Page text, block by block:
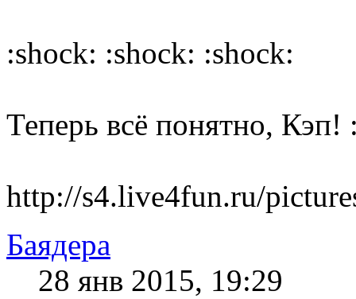
:shock: :shock: :shock:
Теперь всё понятно, Кэп!
http://s4.live4fun.ru/
Баядера
28 янв 2015, 19:29